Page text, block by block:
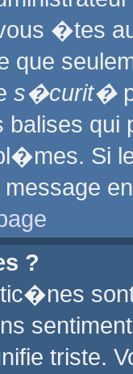
�tes
que
s�curit�
balises
Si
?
triste.